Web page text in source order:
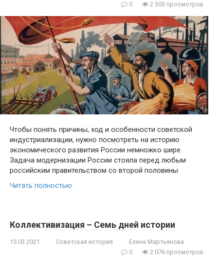
0
2 303 просмотров
Чтобы понять причины, ход и особенности советской
индустриализации, нужно посмотреть на историю
экономического развития России немножко шире.
Задача модернизации России стояла перед любым
российским правительством со второй половины
Читать полностью
Коллективизация – Семь дней истории
15.03.2021 Советская история
Елена Мартьянова
0
2 076 просмотров